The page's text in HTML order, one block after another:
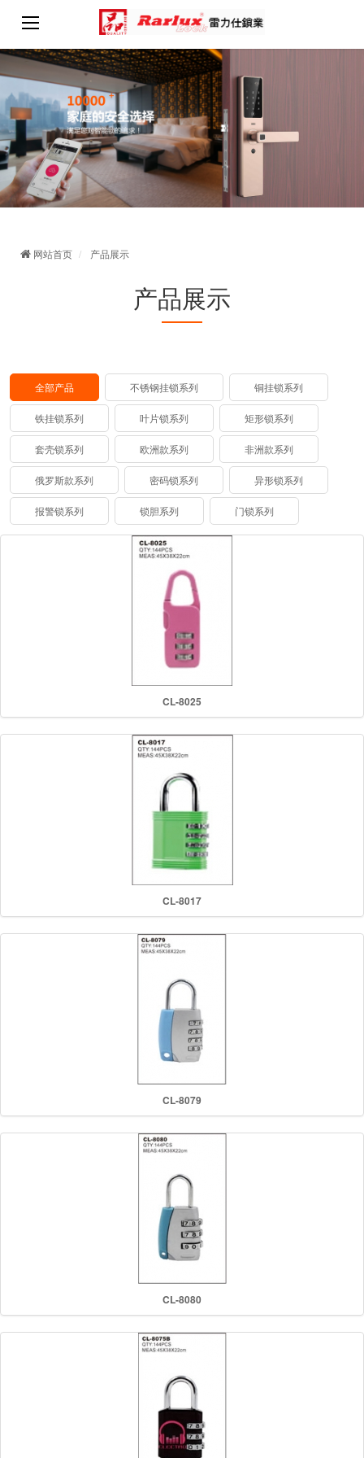
网站首页 产品展示
产品展示
全部产品 不锈钢挂锁系列 铜挂锁系列
铁挂锁系列 叶片锁系列 矩形锁系列
套壳锁系列 欧洲款系列 非洲款系列
俄罗斯款系列 密码锁系列 异形锁系列
报警锁系列 锁胆系列 门锁系列
CL-8025
CL-8017
CL-8079
CL-8080